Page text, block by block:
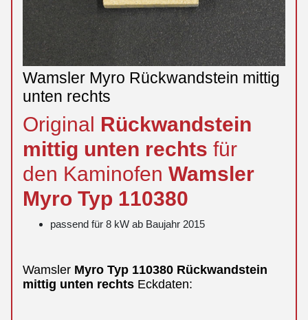
Wamsler Myro Rückwandstein mittig
unten rechts
Original Rückwandstein
mittig unten rechts für
den Kaminofen Wamsler
Myro Typ 110380
passend für 8 kW ab Baujahr 2015
Wamsler Myro Typ 110380 Rückwandstein
mittig unten rechts Eckdaten: